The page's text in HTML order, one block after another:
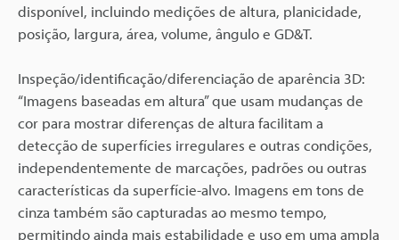
disponível, incluindo medições de altura, planicidade,
posição, largura, área, volume, ângulo e GD&T.
Inspeção/identificação/diferenciação de aparência 3D:
“Imagens baseadas em altura” que usam mudanças de
cor para mostrar diferenças de altura facilitam a
detecção de superfícies irregulares e outras condições,
independentemente de marcações, padrões ou outras
características da superfície-alvo. Imagens em tons de
cinza também são capturadas ao mesmo tempo,
permitindo ainda mais estabilidade e uso em uma ampla